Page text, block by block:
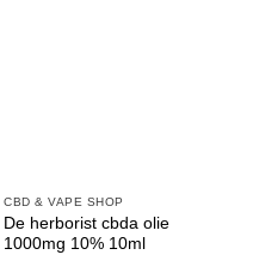
CBD & VAPE SHOP
De herborist cbda olie
1000mg 10% 10ml